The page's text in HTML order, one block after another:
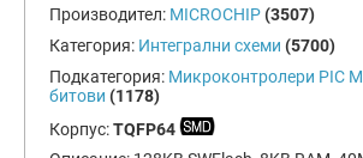
Производител: MICROCHIP (3507)
Категория: Интегрални схеми (5700)
Подкатегория: Микроконтролери PIC
битови (1178)
Корпус:TQFP64